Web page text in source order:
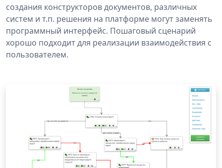
создания конструкторов документов, различных
систем и т.п. решения на платформе могут заменять
программный интерфейс. Пошаговый сценарий
хорошо подходит для реализации взаимодействия с
пользователем.